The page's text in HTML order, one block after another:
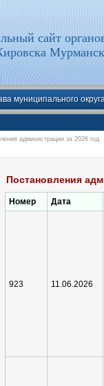
сайт
муниципального
администрации за 2026 год
Постановления
Номер Дата
923 11.06.2026